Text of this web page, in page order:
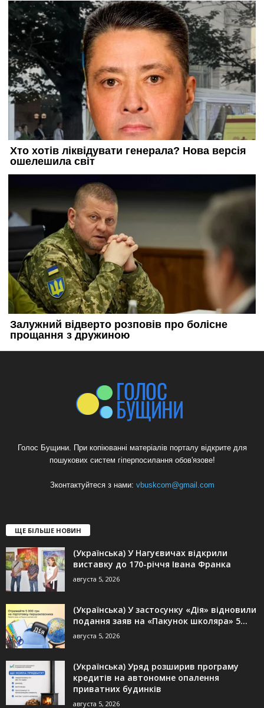
Голос Бущини. При копіюванні матеріалів порталу відкрите для
пошукових систем гіперпосилання обов'язове!
Зконтактуйтеся з нами: vbuskcom@gmail.com
ЩЕ БІЛЬШЕ НОВИН
(Українська) У Нагуєвичах відкрили
виставку до 170-річчя Івана Франка
августа 5, 2026
(Українська) У застосунку «Дія» відновили
подання заяв на «Пакунок школяра» 5...
августа 5, 2026
(Українська) Уряд розширив програму
кредитів на автономне опалення
приватних будинків
августа 5, 2026